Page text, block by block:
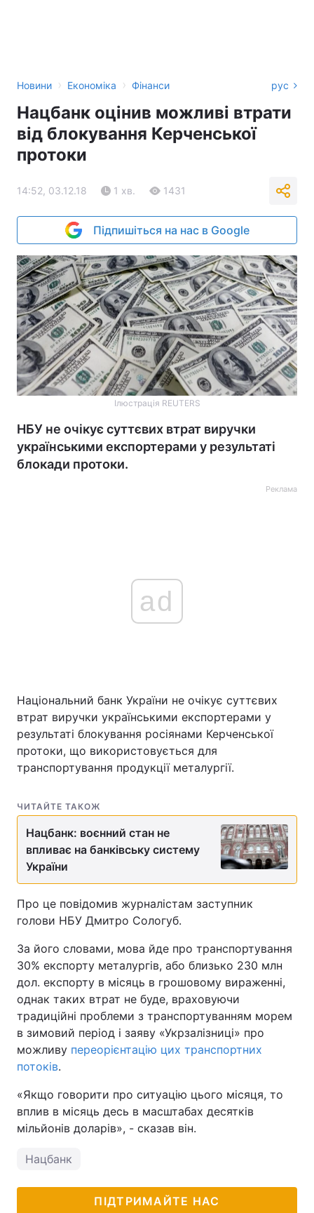
Новини › Економіка › Фінанси рус
Нацбанк оцінив можливі втрати
від блокування Керченської
протоки
14:52, 03.12.18 1 хв. 1431
Підпишіться на нас в Google
Ілюстрація REUTERS
НБУ не очікує суттєвих втрат виручки
українськими експортерами у результаті
блокади протоки.
Реклама
ad
Національний банк України не очікує суттєвих
втрат виручки українськими експортерами у
результаті блокування росіянами Керченської
протоки, що використовується для
транспортування продукції металургії.
ЧИТАЙТЕ ТАКОЖ
Нацбанк: воєнний стан не
впливає на банківську систему
України
Про це повідомив журналістам заступник
голови НБУ Дмитро Сологуб.
За його словами, мова йде про транспортування
30% експорту металургів, або близько 230 млн
дол. експорту в місяць в грошовому вираженні,
однак таких втрат не буде, враховуючи
традиційні проблеми з транспортуванням морем
в зимовий період і заяву «Укрзалізниці» про
можливу переорієнтацію цих транспортних
потоків.
«Якщо говорити про ситуацію цього місяця, то
вплив в місяць десь в масштабах десятків
мільйонів доларів», - сказав він.
Нацбанк
ПІДТРИМАЙТЕ НАС